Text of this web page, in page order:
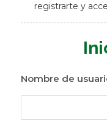
registrarte y
Nombre de